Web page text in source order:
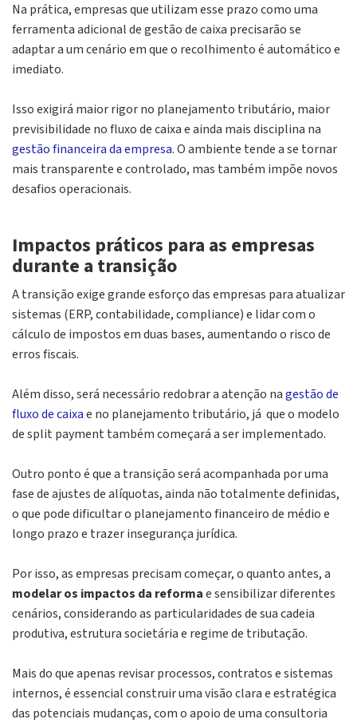
Na prática, empresas que utilizam esse prazo como uma
ferramenta adicional de gestão de caixa precisarão se
adaptar a um cenário em que o recolhimento é automático e
imediato.
Isso exigirá maior rigor no planejamento tributário, maior
previsibilidade no fluxo de caixa e ainda mais disciplina na
gestão financeira da empresa. O ambiente tende a se tornar
mais transparente e controlado, mas também impõe novos
desafios operacionais.
Impactos práticos para as empresas
durante a transição
A transição exige grande esforço das empresas para atualizar
sistemas (ERP, contabilidade, compliance) e lidar com o
cálculo de impostos em duas bases, aumentando o risco de
erros fiscais.
Além disso, será necessário redobrar a atenção nagestão de
fluxo de caixae no planejamento tributário, já que o modelo
desplit payment também começará a ser implementado.
Outro ponto é que a transição será acompanhada por uma
fase de ajustes de alíquotas, ainda não totalmente definidas,
o que pode dificultar o planejamento financeiro de médio e
longo prazo e trazer insegurança jurídica.
Por isso, as empresas precisam começar, o quanto antes, a
modelar os impactos da reformae sensibilizar diferentes
cenários, considerando as particularidades de sua cadeia
produtiva, estrutura societária e regime de tributação.
Mais do que apenas revisar processos, contratos e sistemas
internos, é essencial construir uma visão clara e estratégica
das potenciais mudanças, com o apoio de uma consultoria